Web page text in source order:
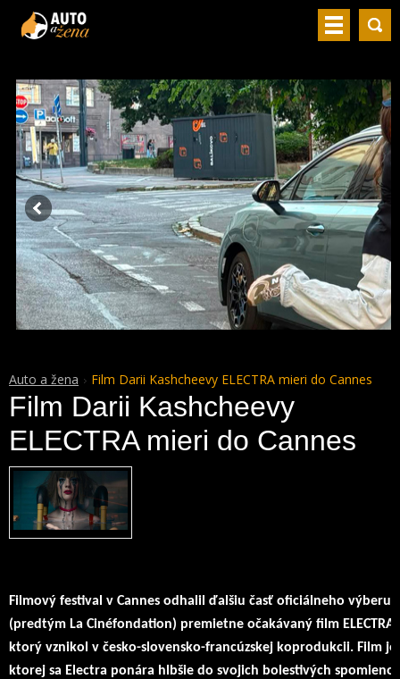
Auto a žena Film Darii Kashcheevy ELECTRA mieri do Cannes
Film Darii Kashcheevy
ELECTRA mieri do Cannes
Filmový festival v Cannes odhalil ďalšiu časť oficiálneho výberu.
(predtým La Cinéfondation) premietne očakávaný film ELECTRA
ktorý vznikol v česko-slovensko-francúzskej koprodukcii. Film
ktorej sa Electra ponára hlbšie do svojich bolestivých